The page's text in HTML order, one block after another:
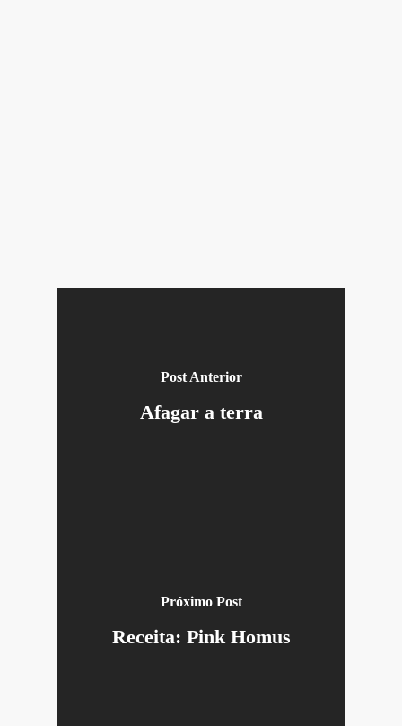
Post Anterior
Afagar a terra
Próximo Post
Receita: Pink Homus